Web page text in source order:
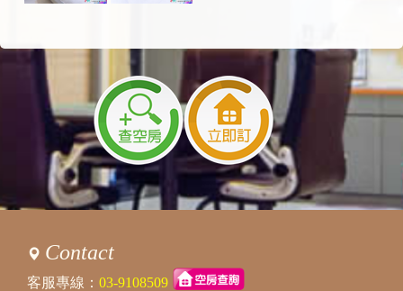
Contact
客服專線： 03-9108509